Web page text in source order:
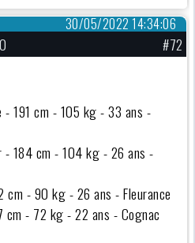
30/05/2022 14:34:06
#72
- 191 cm - 105 kg - 33 ans -
- 184 cm - 104 kg - 26 ans -
cm - 90 kg - 26 ans - Fleurance
cm - 72 kg - 22 ans - Cognac